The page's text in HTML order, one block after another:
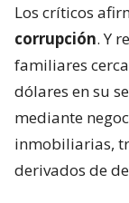
Los críticos
corrupción. Y
familiares
dólares en su
mediante
inmobiliarias,
derivados de